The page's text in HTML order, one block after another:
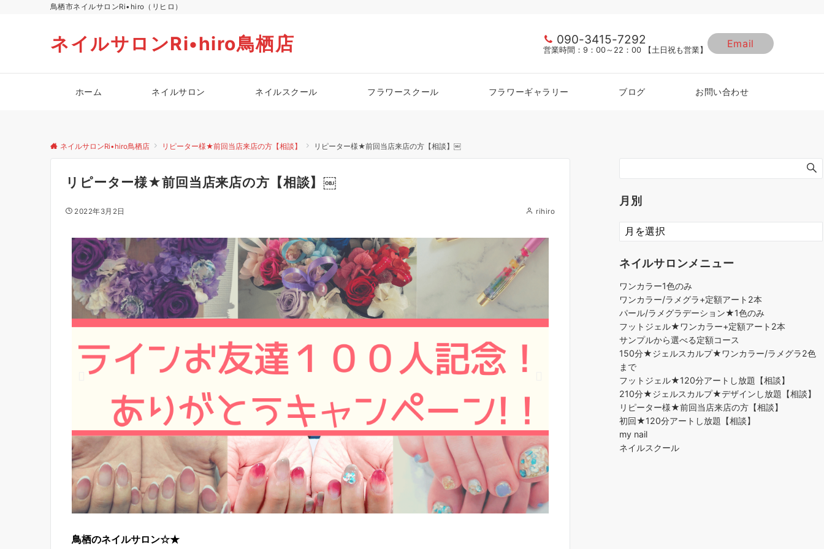
鳥栖市ネイルサロンRi•hiro（リヒロ）
ネイルサロンRi•hiro鳥栖店 090-3415-7292
営業時間：9：00～22：00 【土日祝も営業】
Email
ホーム ネイルサロン ネイルスクール フラワースクール フラワーギャラリー ブログ お問い合わせ
ネイルサロンRi•hiro鳥栖店 リピーター様★前回当店来店の方【相談】 リピーター様★前回当店来店の方【相談】￼
リピーター様★前回当店来店の方【相談】￼
2022年3月2日 rihiro
鳥栖のネイルサロン☆★
月別
ネイルサロンメニュー
ワンカラー1色のみ
ワンカラー/ラメグラ+定額アート2本
パール/ラメグラデーション★1色のみ
フットジェル★ワンカラー+定額アート2本
サンプルから選べる定額コース
150分★ジェルスカルプ★ワンカラー/ラメグラ2色
まで
フットジェル★120分アートし放題【相談】
210分★ジェルスカルプ★デザインし放題【相談】
リピーター様★前回当店来店の方【相談】
初回★120分アートし放題【相談】
my nail
ネイルスクール